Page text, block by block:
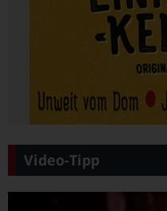
Video-Tipp